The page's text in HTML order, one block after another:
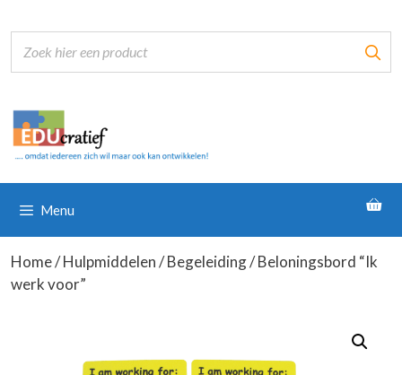
naar
inhoud
Menu
Home/Hulpmiddelen/Begeleiding/ Beloningsbord “Ik
werk voor”